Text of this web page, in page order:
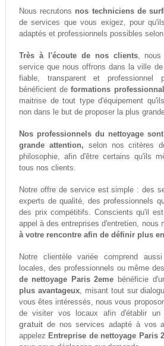
Nous recrutons nos techniciens de
de services que vous exigez, pour
adaptés et professionnels possibles
Très à l'écoute de nos clients, nous
service que nous offrons dans la ville
fiable, transparent et professionnel
bénéficient deformations
maitrise de tout type d'équipement
non dans le but de proposer la plus
Nos professionnels du nettoyage
grande attention, selon nos critères
philosophie, afin d'être certains qu'ils
tous nos clients.
Notre offre de service est simple : des
experts de qualité, des professionnels
des prix compétitifs. Conscients qu'il
appel à des entreprises d'entretien, nous
à votre rencontre afin de définir plus
Notre clientèle variée comprend
locales, des professionnels ou même
de nettoyage Paris 2eme bénéficie
plus avantageux, misant tout sur
vous êtes intéressés, nous vous
de visiter vos locaux afin d'établir
gratuitde nos services adapté à vos
appelez Entreprise de nettoyage Paris